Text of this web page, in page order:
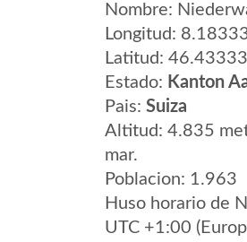
Nombre:
Longitud:
Latitud:
Estado: Kanton
Pais: Suiza
Altitud: 4.835
mar.
Poblacion: 1.963
Huso horario de
UTC +1:00